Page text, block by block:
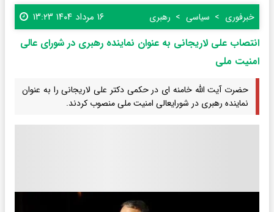
خبرفوری سیاسی رهبری ۱۶ مرداد ۱۴۰۴ ۱۳:۲۳
انتصاب علی لاریجانی به عنوان نماینده رهبری در شورای عالی
امنیت ملی
حضرت آیت الله خامنه ای در حکمی دکتر علی لاریجانی را به عنوان
نماینده رهبری در شورایعالی امنیت ملی منصوب کردند.